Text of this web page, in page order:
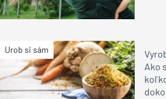
Urob si sám
Ako